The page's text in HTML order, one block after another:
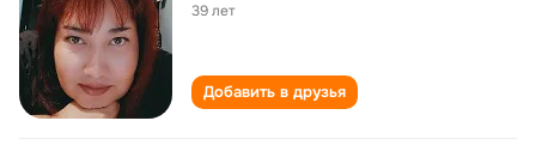
39 лет
Добавить в друзья